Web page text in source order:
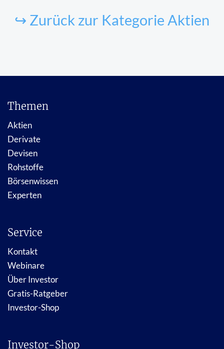
↪ Zurück zur Kategorie Aktien
Themen
Aktien
Derivate
Devisen
Rohstoffe
Börsenwissen
Experten
Service
Kontakt
Webinare
Über Investor
Gratis-Ratgeber
Investor-Shop
Investor-Shop